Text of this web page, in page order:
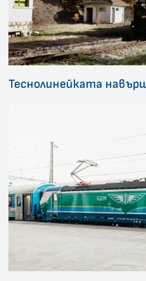
Теснолинейката